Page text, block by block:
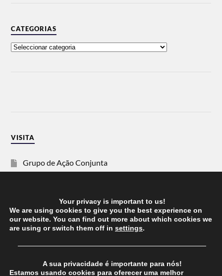
CATEGORIAS
VISITA
Grupo de Ação Conjunta
Vida Justa
dezanove
Your privacy is important to us!
We are using cookies to give you the best experience on
our website. You can find out more about which cookies we
are using or switch them off in settings.
──────────────────────────────────────
A sua privacidade é importante para nós!
Estamos usando cookies para oferecer uma melhor